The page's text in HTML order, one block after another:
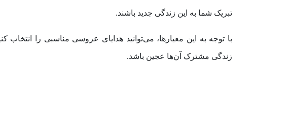
تبریک شما به این زندگی جدید باشند.
با توجه به این معیارها، می‌توانید هدایای عروسی مناسبی را
زندگی مشترک آن‌ها عجین باشد.